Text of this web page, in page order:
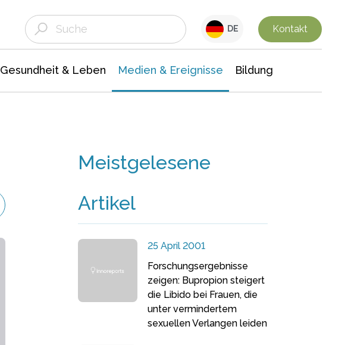
DE Kontakt
Gesundheit & Leben Medien & Ereignisse Bildung
Meistgelesene
Artikel
25 April 2001
Forschungsergebnisse
zeigen: Bupropion steigert
die Libido bei Frauen, die
unter vermindertem
sexuellen Verlangen leiden